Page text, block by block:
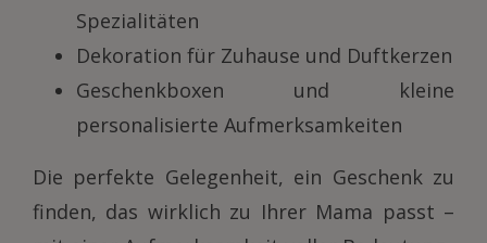
Spezialitäten
Dekoration für Zuhause und Duftkerzen
Geschenkboxen und kleine
personalisierte Aufmerksamkeiten
Die perfekte Gelegenheit, ein Geschenk zu
finden, das wirklich zu Ihrer Mama passt –